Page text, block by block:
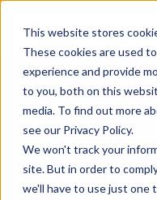
This website stores
These cookies are used
experience and provide
to you, both on this
media. To find out more
see our Privacy Policy.
We won't track your
site. But in order to
we'll have to use just one
ABC de la
un